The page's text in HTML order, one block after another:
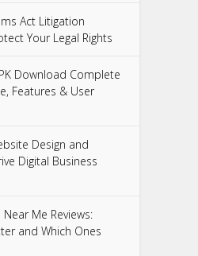
Act Litigation
Your Legal Rights
Download Complete
Features & User
Design and
Digital Business
Me Reviews:
and Which Ones